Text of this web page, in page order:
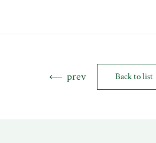
prev Back to list